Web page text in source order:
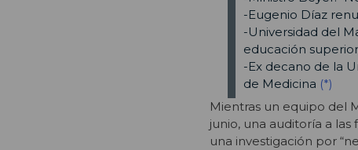
-Eugenio Díaz
-Universidad del
educación superior
-Ex decano de la
de Medicina (*)
Mientras un equipo del
junio, una auditoría a
una investigación por